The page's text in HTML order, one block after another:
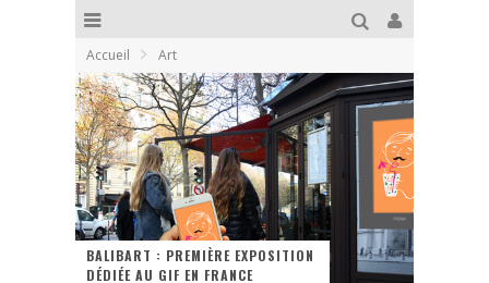
Accueil Art
BALIBART : PREMIÈRE EXPOSITION
DÉDIÉE AU GIF EN FRANCE